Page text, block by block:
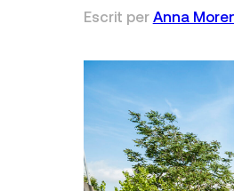
Escrit per Anna